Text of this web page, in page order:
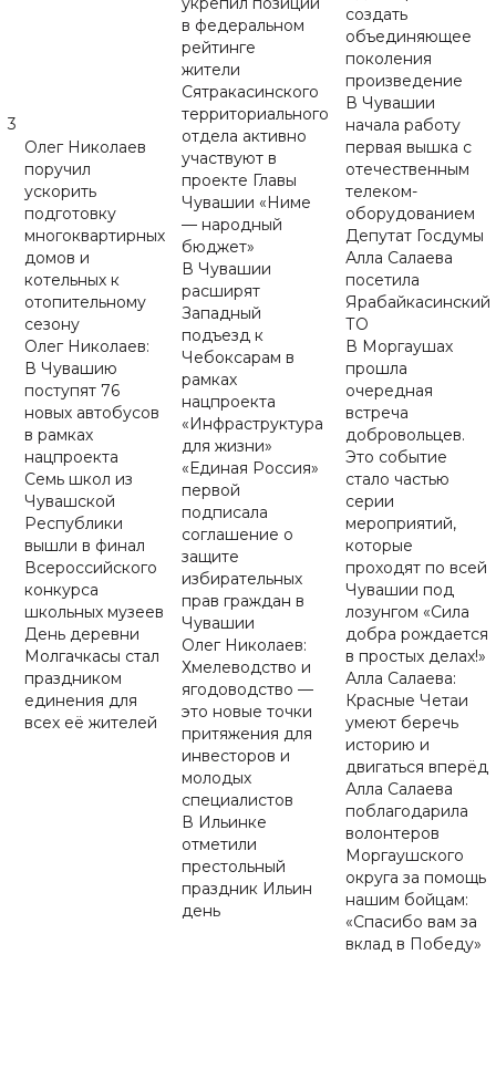
3
Олег Николаев
поручил
ускорить
подготовку
многоквартирных
домов и
котельных к
отопительному
сезону
Олег Николаев:
В Чувашию
поступят 76
новых автобусов
в рамках
нацпроекта
Семь школ из
Чувашской
Республики
вышли в финал
Всероссийского
конкурса
школьных музеев
День деревни
Молгачкасы стал
праздником
единения для
всех её жителей
в федеральном
рейтинге
жители
Сятракасинского
территориального
отдела активно
участвуют в
проекте Главы
Чувашии «Ниме
— народный
бюджет»
В Чувашии
расширят
Западный
подъезд к
Чебоксарам в
рамках
нацпроекта
«Инфраструктура
для жизни»
«Единая Россия»
первой
подписала
соглашение о
защите
избирательных
прав граждан в
Чувашии
Олег Николаев:
Хмелеводство и
ягодоводство —
это новые точки
притяжения для
инвесторов и
молодых
специалистов
В Ильинке
отметили
престольный
праздник Ильин
день
создать
объединяющее
поколения
произведение
В Чувашии
начала работу
первая вышка с
отечественным
телеком-
оборудованием
Депутат Госдумы
Алла Салаева
посетила
Ярабайкасинский
ТО
В Моргаушах
прошла
очередная
встреча
добровольцев.
Это событие
стало частью
серии
мероприятий,
которые
проходят по всей
Чувашии под
лозунгом «Сила
добра рождается
в простых делах!»
Алла Салаева:
Красные Четаи
умеют беречь
историю и
двигаться вперёд
Алла Салаева
поблагодарила
волонтеров
Моргаушского
округа за помощь
нашим бойцам:
«Спасибо вам за
вклад в Победу»